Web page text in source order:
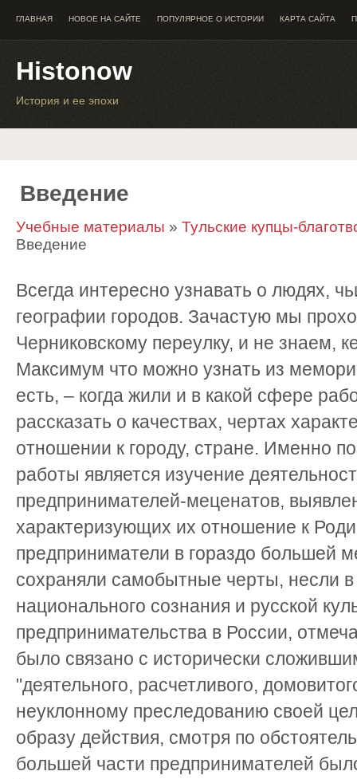
ГЛАВНАЯ НОВОЕ НА САЙТЕ ПОПУЛЯРНОЕ О ИСТОРИИ КАРТА САЙТА
Histonow
История и ее эпохи
Введение
Учебные материалы » Тульские купцы-
Введение
Всегда интересно узнавать о людях,
географии городов. Зачастую мы
Черниковскому переулку, и не знаем,
Максимум что можно узнать из
есть, – когда жили и в какой сфере
рассказать о качествах, чертах
отношении к городу, стране. Именно
работы является изучение
предпринимателей-меценатов,
характеризующих их отношение к
предприниматели в гораздо большей
сохраняли самобытные черты, несли в
национального сознания и русской
предпринимательства в России,
было связано с исторически
"деятельного, расчетливого,
неуклонному преследованию своей
образу действия, смотря по
большей части предпринимателей